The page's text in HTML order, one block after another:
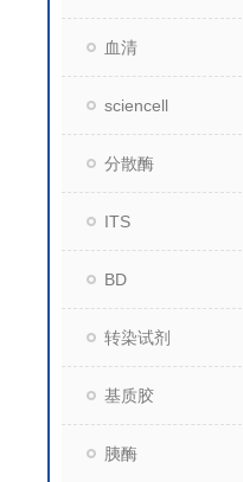
血清
sciencell
分散酶
ITS
BD
转染试剂
基质胶
胰酶